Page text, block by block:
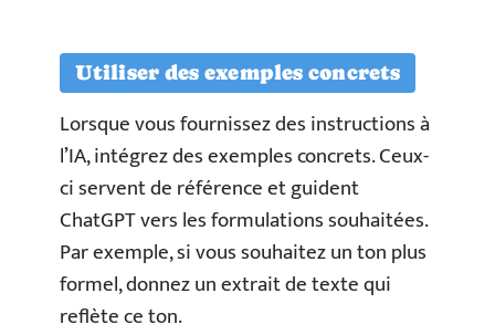
Utiliser des exemples concrets
Lorsque vous fournissez des instructions à
l’IA, intégrez des exemples concrets. Ceux-
ci servent de référence et guident
ChatGPT vers les formulations souhaitées.
Par exemple, si vous souhaitez un ton plus
formel, donnez un extrait de texte qui
reflète ce ton.